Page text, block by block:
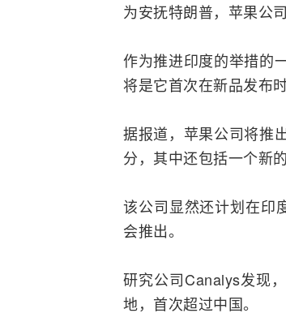
为安抚特朗普，苹果公
作为推进印度的举措的
将是它首次在新品发布
据报道，苹果公司将推
分，其中还包括一个新
该公司显然还计划在印
会推出。
研究公司Canalys发现
地，首次超过中国。